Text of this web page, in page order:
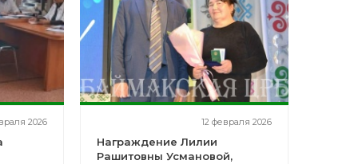
2026 12 февраля 2026
Награждение Лилии
Рашитовны Усмановой,